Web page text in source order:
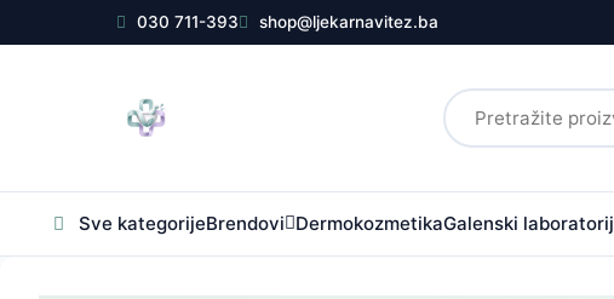
030 711-393 shop@ljekarnavitez.ba
Sve kategorijeBrendovi DermokozmetikaGalenski laboratorij